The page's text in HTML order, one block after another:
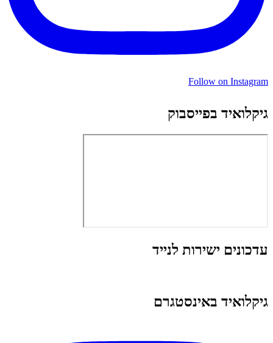
Follow on Instagram
גיקלואיד בפייסבוק
עדכונים ישירות לנייד
גיקלואיד באינסטגרם